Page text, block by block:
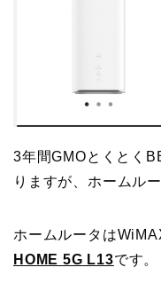
3年間GMOとくとく
りますが、ホームル
ホームルータは
HOME 5G L13です。